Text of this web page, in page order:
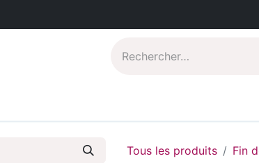
Tous les produits Fin